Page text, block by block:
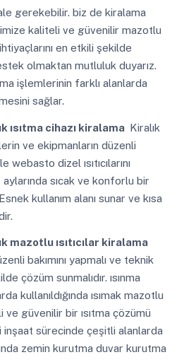
gerekebilir. biz de kiralama
kaliteli ve güvenilir mazotlu
ihtiyaçlarını en etkili şekilde
olmaktan mutluluk duyarız.
işlemlerinin farklı alanlarda
sağlar.
ısıtma cihazı kiralama Kiralık
ve ekipmanların düzenli
webasto dizel ısıtıcılarını
sıcak ve konforlu bir
kullanım alanı sunar ve kısa
mazotlu ısıtıcılar kiralama
bakımını yapmalı ve teknik
çözüm sunmalıdır. ısınma
kullanıldığında ısımak mazotlu
ve güvenilir bir ısıtma çözümü
inşaat sürecinde çeşitli alanlarda
zemin kurutma duvar kurutma